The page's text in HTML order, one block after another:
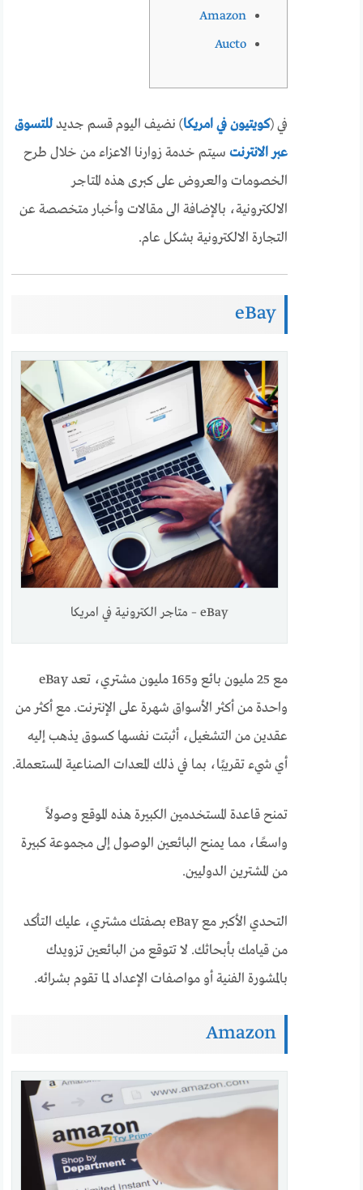
Amazon
Aucto
في (كويتيون في امريكا) نضيف اليوم قسم جديدللتسوق
عبر الانترنت سيتم خدمة زوارنا الاعزاء من خلال طرح
الخصومات والعروض على كبرى هذه المتاجر
الالكترونية، بالإضافة الى مقالات وأخبار متخصصة عن
التجارة الالكترونية بشكل عام.
eBay
eBay – متاجر الكترونية في امريكا
مع 25 مليون بائع و165 مليون مشتري، تعد eBay
واحدة من أكثر الأسواق شهرة على الإنترنت. مع أكثر من
عقدين من التشغيل، أثبتت نفسها كسوق يذهب إليه
أي شيء تقريبًا، بما في ذلك المعدات الصناعية المستعملة.
تمنح قاعدة المستخدمين الكبيرة هذه الموقع وصولاً
واسعًا، مما يمنح البائعين الوصول إلى مجموعة كبيرة
من المشترين الدوليين.
التحدي الأكبر مع eBay بصفتك مشتري، عليك التأكد
من قيامك بأبحاثك. لا تتوقع من البائعين تزويدك
بالمشورة الفنية أو مواصفات الإعداد لما تقوم بشرائه.
Amazon